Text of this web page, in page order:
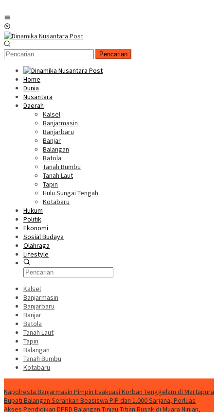
Pencarian
Home
Dunia
Nusantara
Daerah
Kalsel
Banjarmasin
Banjarbaru
Banjar
Balangan
Batola
Tanah Bumbu
Tanah Laut
Tapin
Hulu Sungai Tengah
Kotabaru
Hukum
Politik
Ekonomi
Sosial Budaya
Olahraga
Lifestyle
Kalsel
Banjarmasin
Banjarbaru
Banjar
Batola
Tanah Laut
Tapin
Balangan
Tanah Bumbu
Kotabaru
Kapolresta Banjarmasin Pimpin Evakuasi Korban Tenggelam di Martapura
Bupati Balangan Serahkan Beasiswa PIP dan 1.000 Sarjana, Perluas
Akses Pendidikan DPRD Balangan Tinjau Titian Rusak di Muara Ninian,